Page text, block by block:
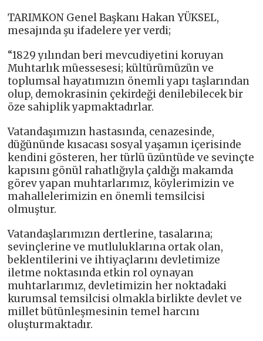
TARIMKON Genel Başkanı Hakan YÜKSEL,
mesajında şu ifadelere yer verdi;
“1829 yılından beri mevcudiyetini koruyan
Muhtarlık müessesesi; kültürümüzün ve
toplumsal hayatımızın önemli yapı taşlarından
olup, demokrasinin çekirdeği denilebilecek bir
öze sahiplik yapmaktadırlar.
Vatandaşımızın hastasında, cenazesinde,
düğününde kısacası sosyal yaşamın içerisinde
kendini gösteren, her türlü üzüntüde ve sevinçte
kapısını gönül rahatlığıyla çaldığı makamda
görev yapan muhtarlarımız, köylerimizin ve
mahallelerimizin en önemli temsilcisi
olmuştur.
Vatandaşlarımızın dertlerine, tasalarına;
sevinçlerine ve mutluluklarına ortak olan,
beklentilerini ve ihtiyaçlarını devletimize
iletme noktasında etkin rol oynayan
muhtarlarımız, devletimizin her noktadaki
kurumsal temsilcisi olmakla birlikte devlet ve
millet bütünleşmesinin temel harcını
oluşturmaktadır.